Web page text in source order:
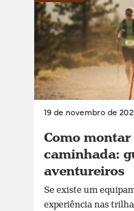
19 de novembro de
Como montar
caminhada:
aventureiros
Se existe um
experiência nas